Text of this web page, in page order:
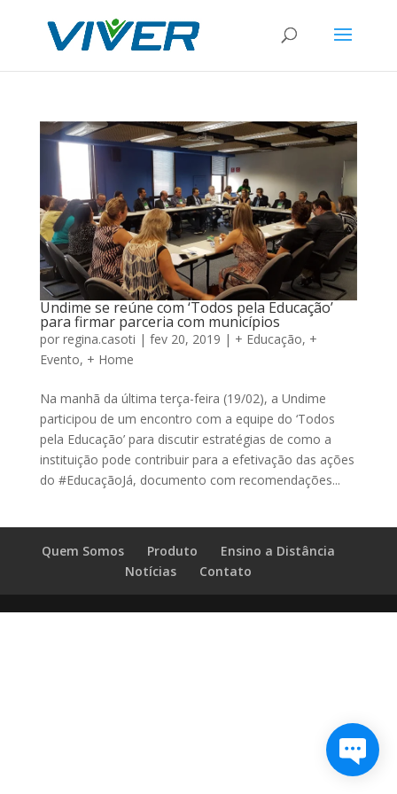
Undime se reúne com ‘Todos pela Educação’
para firmar parceria com municípios
por regina.casoti | fev 20, 2019 | + Educação, +
Evento, + Home
Na manhã da última terça-feira (19/02), a Undime
participou de um encontro com a equipe do ‘Todos
pela Educação’ para discutir estratégias de como a
instituição pode contribuir para a efetivação das ações
do #EducaçãoJá, documento com recomendações...
Quem Somos Produto
Ensino a Distância
Notícias
Contato